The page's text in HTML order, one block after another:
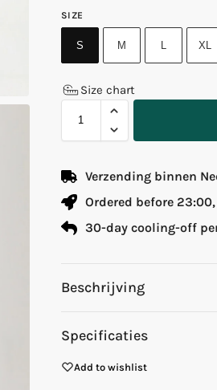
SIZE
S M L XL
Size chart
Verzending binnen
Ordered before
30-day cooling-off
Beschrijving
Specificaties
Add to wishlist